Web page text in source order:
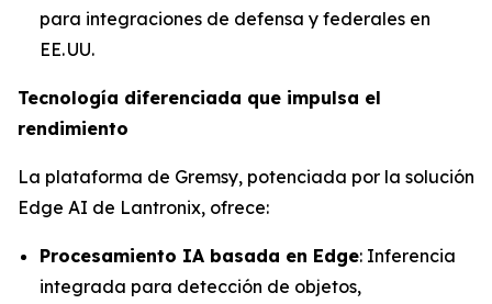
para integraciones de defensa y federales en
EE. UU.
Tecnología diferenciada que impulsa el
rendimiento
La plataforma de Gremsy, potenciada por la solución
Edge AI de Lantronix, ofrece:
Procesamiento IA basada en Edge: Inferencia
integrada para detección de objetos,